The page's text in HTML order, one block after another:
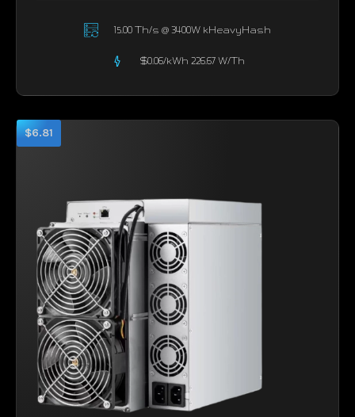
15.00 Th/s @ 3400W kHeavyHash
$0.06/kWh 226.67 W/Th
$6.81